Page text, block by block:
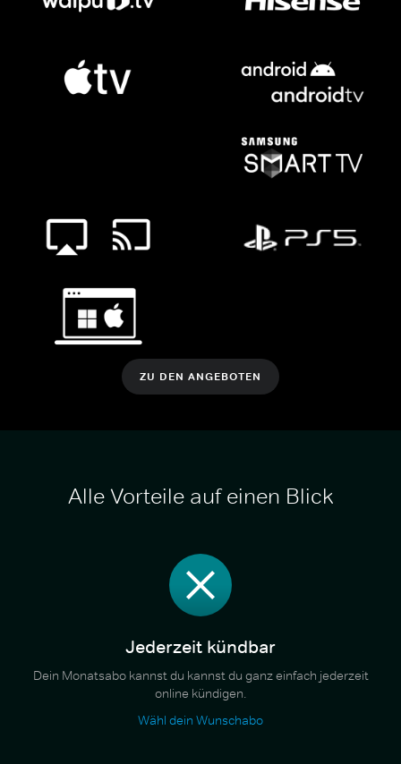
ZU DEN ANGEBOTEN
Alle Vorteile auf einen Blick
Jederzeit kündbar
Dein Monatsabo kannst du kannst du ganz einfach jederzeit
online kündigen.
Wähl dein Wunschabo